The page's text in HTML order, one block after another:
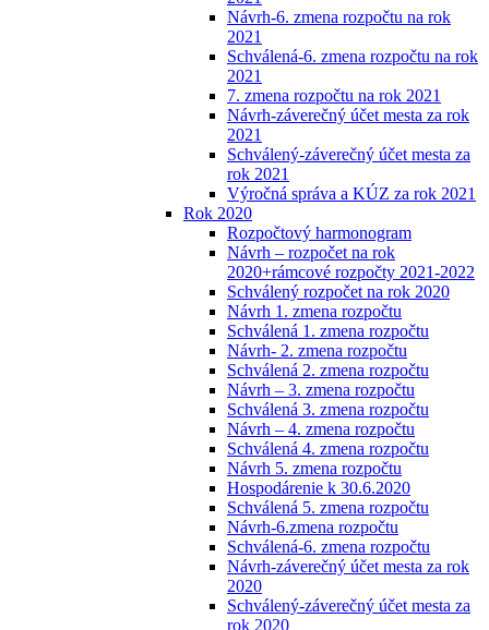
Návrh-6. zmena rozpočtu na rok
2021
Schválená-6. zmena rozpočtu na rok
2021
7. zmena rozpočtu na rok 2021
Návrh-záverečný účet mesta za rok
2021
Schválený-záverečný účet mesta za
rok 2021
Výročná správa a KÚZ za rok 2021
Rok 2020
Rozpočtový harmonogram
Návrh – rozpočet na rok
2020+rámcové rozpočty 2021-2022
Schválený rozpočet na rok 2020
Návrh 1. zmena rozpočtu
Schválená 1. zmena rozpočtu
Návrh- 2. zmena rozpočtu
Schválená 2. zmena rozpočtu
Návrh – 3. zmena rozpočtu
Schválená 3. zmena rozpočtu
Návrh – 4. zmena rozpočtu
Schválená 4. zmena rozpočtu
Návrh 5. zmena rozpočtu
Hospodárenie k 30.6.2020
Schválená 5. zmena rozpočtu
Návrh-6.zmena rozpočtu
Schválená-6. zmena rozpočtu
Návrh-záverečný účet mesta za rok
2020
Schválený-záverečný účet mesta za
rok 2020